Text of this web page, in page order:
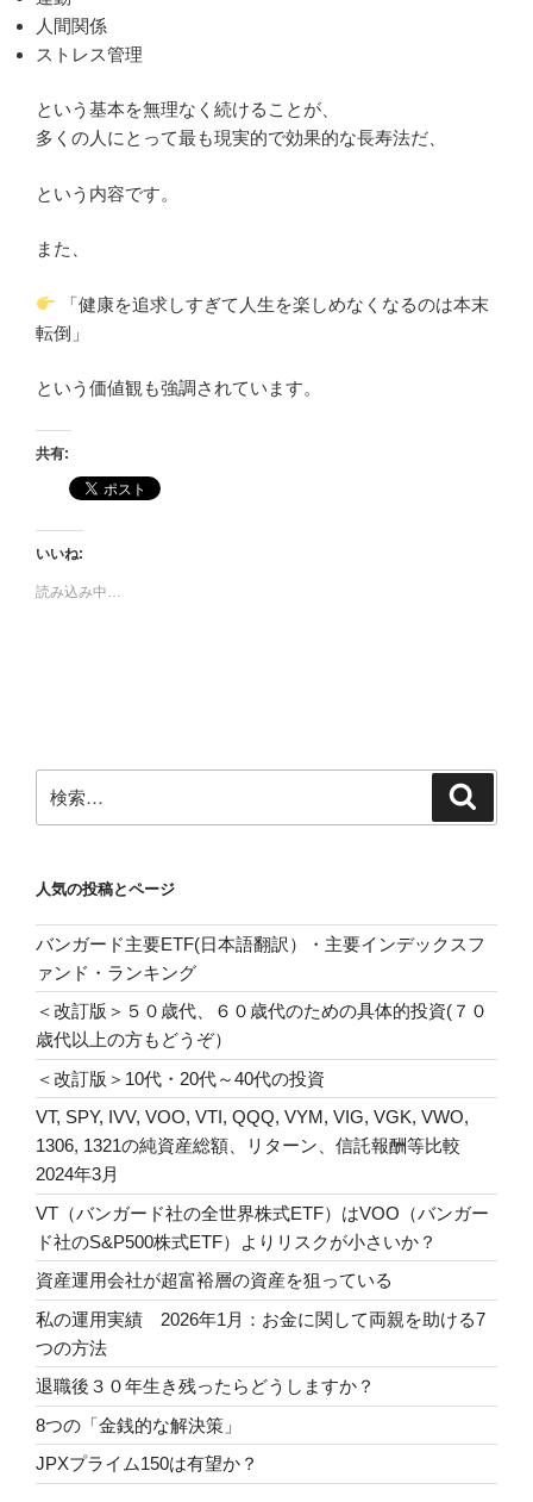
人間関係
ストレス管理
という基本を無理なく続けることが、
多くの人にとって最も現実的で効果的な長寿法だ、
という内容です。
また、
「健康を追求しすぎて人生を楽しめなくなるのは本末
転倒」
という価値観も強調されています。
共有:
いいね:
読み込み中…
索:
人気の投稿とページ
バンガード主要ETF(日本語翻訳）・主要インデックスフ
ァンド・ランキング
＜改訂版＞５０歳代、６０歳代のための具体的投資(７０
歳代以上の方もどうぞ）
＜改訂版＞10代・20代～40代の投資
VT, SPY, IVV, VOO, VTI, QQQ, VYM, VIG, VGK, VWO,
1306, 1321の純資産総額、リターン、信託報酬等比較
2024年3月
VT（バンガード社の全世界株式ETF）はVOO（バンガー
ド社のS&P500株式ETF）よりリスクが小さいか？
資産運用会社が超富裕層の資産を狙っている
私の運用実績 2026年1月：お金に関して両親を助ける7
つの方法
退職後３０年生き残ったらどうしますか？
8つの「金銭的な解決策」
JPXプライム150は有望か？